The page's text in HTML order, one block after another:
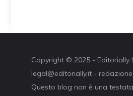
Copyright © 2025 - Editorially
legal@editorially.it -
Questo blog non è una